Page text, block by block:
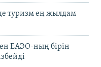
туризм ең жылдам
ЕАЭО-ның бірін